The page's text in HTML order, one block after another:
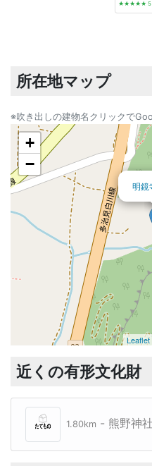
★★★★★ 5
所在地マップ
※吹き出しの建物名クリックで
明鏡
+
−
Leaflet
近くの有形文化財
1.80km - 熊野神